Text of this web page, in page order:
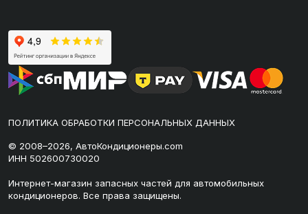
ПОЛИТИКА ОБРАБОТКИ ПЕРСОНАЛЬНЫХ ДАННЫХ
© 2008–2026, АвтоКондиционеры.com
ИНН 502600730020
Интернет-магазин запасных частей для автомобильных
кондиционеров. Все права защищены.